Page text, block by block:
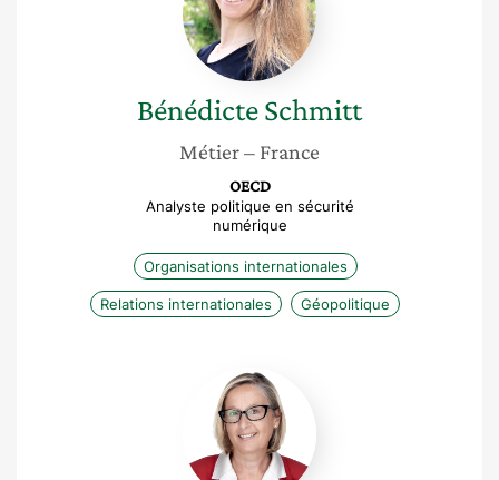
BénédicteSchmitt
Métier– France
OECD
Analyste politique en sécurité
numérique
Organisations internationales
Relations internationales Géopolitique
Marie
de
Freminville